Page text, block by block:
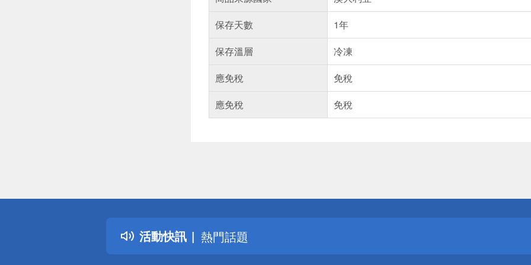
保存天數
1年
保存溫層
冷凍
應免稅
免稅
應免稅
免稅
活動快訊
詐騙網頁！請小心！
得獎公告
熱門話題
銀行優惠